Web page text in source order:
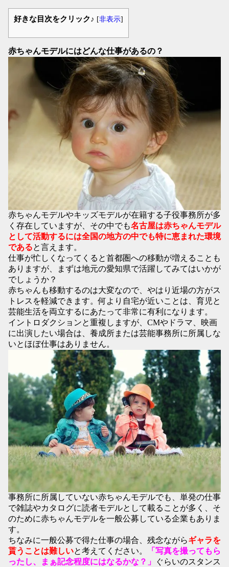
好きな目次をクリック♪ [非表示]
赤ちゃんモデルにはどんな仕事があるの？
赤ちゃんモデルやキッズモデルが在籍する子役事務所が多
く存在していますが、その中でも名古屋は赤ちゃんモデル
として活動するには全国の地方の中でも特に恵まれた環境
であると言えます。
仕事が忙しくなってくると首都圏への移動が増えることも
ありますが、まずは地元の愛知県で活躍してみてはいかが
でしょうか？
赤ちゃんも移動するのは大変なので、やはり近場の方がス
トレスを軽減できます。何より自宅が近いことは、育児と
芸能生活を両立するにあたって非常に有利になります。
イントロダクションと重複しますが、CMやドラマ、映画
に出演したい場合は、養成所または芸能事務所に所属しな
いとほぼ仕事はありません。
事務所に所属していない赤ちゃんモデルでも、単発の仕事
で雑誌やカタログに読者モデルとして載ることが多く、そ
のために赤ちゃんモデルを一般公募している企業もありま
す。
ちなみに一般公募で得た仕事の場合、残念ながらギャラを
貰うことは難しいと考えてください。
「写真を撮ってもら
ったし、まぁ記念程度にはなるかな？」
ぐらいのスタンス